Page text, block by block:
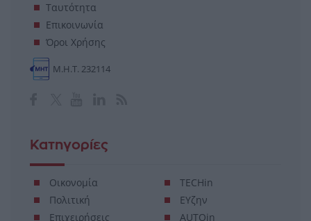
Ταυτότητα
Επικοινωνία
Όροι Χρήσης
Μ.Η.Τ. 232114
Κατηγορίες
Οικονομία
Πολιτική
Επιχειρήσεις
TECHin
ΕΥζην
AUTOin